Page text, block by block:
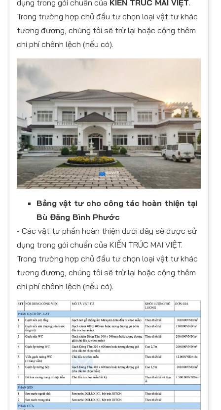
dụng trong gói chuẩn của KIẾN TRÚC MAI VIỆT.
Trong trường hợp chủ đầu tư chọn loại vật tư khác
tương đương, chúng tôi sẽ trừ lại hoặc cộng thêm
chi phí chênh lệch (nếu có).
Bảng vật tư cho công tác hoàn thiện tại
Bù Đăng Bình Phước
- Các vật tư phần hoàn thiện dưới đây sẽ được sử
dụng trong gói chuẩn của KIẾN TRÚC MAI VIỆT.
Trong trường hợp chủ đầu tư chọn loại vật tư khác
tương đương, chúng tôi sẽ trừ lại hoặc cộng thêm
chi phí chênh lệch (nếu có).